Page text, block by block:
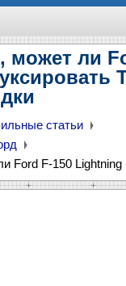
может ли
статьи